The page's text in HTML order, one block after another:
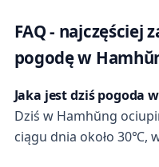
FAQ - najczęściej
pogodę w
Jaka jest dziś pogoda
Dziś w Hamhŭng
ciągu dnia około 30℃,